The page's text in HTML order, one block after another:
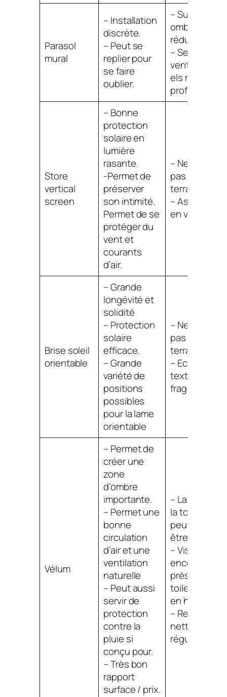
Parasol
mural
– Installation
discrète.
– Peut se
replier pour
se faire
oublier.
– Surface
ombragée
réduite.
– Sensibilité
vent sauf
els modèles
Store
vertical
screen
– Bonne
protection
solaire en
lumière
rasante.
-Permet de
préserver
son intimité.
Permet de se
protéger du
vent et
courants
d’air.
– Ne
pas aux
terrasses.
– Assez
en version
Brise soleil
orientable
– Grande
longévité et
solidité
– Protection
solaire
efficace.
– Grande
variété de
positions
possibles
pour la lame
orientable
– Ne
pas aux
terrasses.
– Echelles
textiles
fragiles.
Vélum
– Permet de
créer une
zone
d’ombre
importante.
– Permet une
bonne
circulation
d’air et une
ventilation
naturelle
– Peut aussi
servir de
protection
contre la
pluie si
conçu pour.
– Très bon
rapport
surface / prix.
– La hauteur
la toile
peut parfois
être une
–
encombrant
présence
toile refoulée
en hiver.
– Requiert un
nettoyage
régulier.